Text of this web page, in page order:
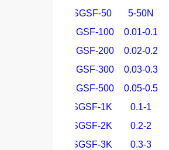
SGSF-50
5-50N
SGSF-100
0.01-0.1
SGSF-200
0.02-0.2
SGSF-300
0.03-0.3
SGSF-500
0.05-0.5
SGSF-1K
0.1-1
SGSF-2K
0.2-2
SGSF-3K
0.3-3